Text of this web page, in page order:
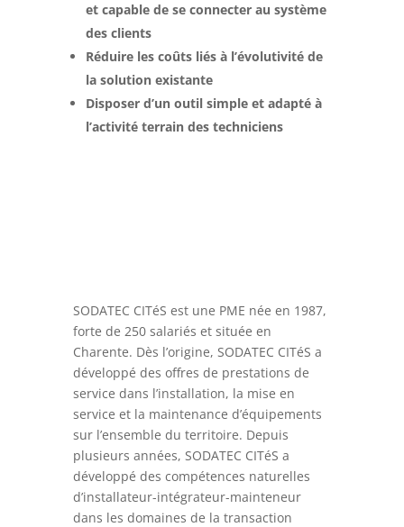
et capable de se connecter au système
des clients
Réduire les coûts liés à l’évolutivité de
la solution existante
Disposer d’un outil simple et adapté à
l’activité terrain des techniciens
SODATEC CITéS est une PME née en 1987,
forte de 250 salariés et située en
Charente. Dès l’origine, SODATEC CITéS a
développé des offres de prestations de
service dans l’installation, la mise en
service et la maintenance d’équipements
sur l’ensemble du territoire. Depuis
plusieurs années, SODATEC CITéS a
développé des compétences naturelles
d’installateur-intégrateur-mainteneur
dans les domaines de la transaction